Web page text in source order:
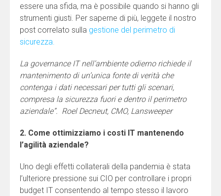
essere una sfida, ma è possibile quando si hanno gli
strumenti giusti. Per saperne di più, leggete il nostro
post correlato sulla gestione del perimetro di
sicurezza.
La governance IT nell’ambiente odierno richiede il
mantenimento di un’unica fonte di verità che
contenga i dati necessari per tutti gli scenari,
compresa la sicurezza fuori e dentro il perimetro
aziendale”. Roel Decneut, CMO, Lansweeper
2. Come ottimizziamo i costi IT mantenendo
l’agilità aziendale?
Uno degli effetti collaterali della pandemia è stata
l’ulteriore pressione sui CIO per controllare i propri
budget IT consentendo al tempo stesso il lavoro